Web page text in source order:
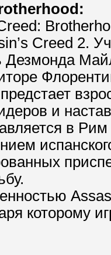
Creed 2.
Дезмонда
и
в
которому